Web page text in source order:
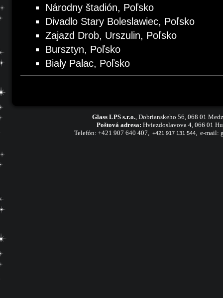
Národny štadión, Poľsko
Divadlo Stary Boleslawiec, Poľsko
Zajazd Drob, Urszulin, Poľsko
Bursztyn, Poľsko
Bialy Palac, Poľsko
Glass LPS s.r.o., Dobrianskeho 56, 068 01
Poštová adresa: Hviezdoslavova 4, 066 01
Telefón: +421 907 640 407, +421 917 131 544, e-mail: